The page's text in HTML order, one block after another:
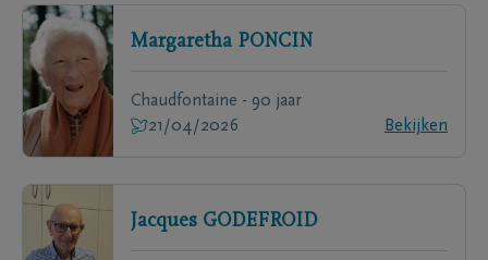
Margaretha PONCIN
Chaudfontaine - 90 jaar
21/04/2026
Bekijken
Jacques GODEFROID